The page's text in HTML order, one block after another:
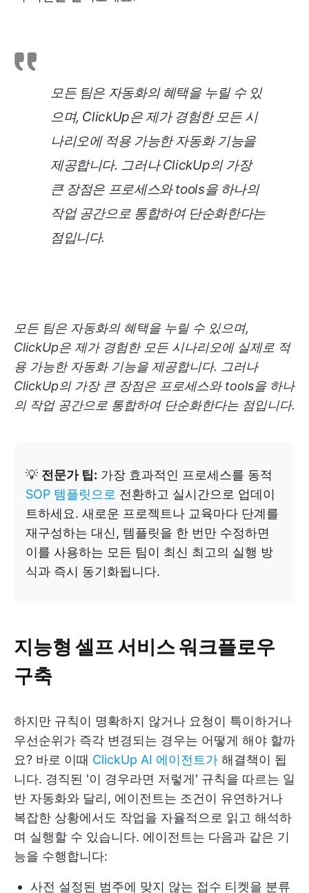
모든 팀은 자동화의 혜택을 누릴 수 있
으며, ClickUp은 제가 경험한 모든 시
나리오에 적용 가능한 자동화 기능을
제공합니다. 그러나 ClickUp의 가장
큰 장점은 프로세스와 tools을 하나의
작업 공간으로 통합하여 단순화한다는
점입니다.
모든 팀은 자동화의 혜택을 누릴 수 있으며,
ClickUp은 제가 경험한 모든 시나리오에 실제로 적
용 가능한 자동화 기능을 제공합니다. 그러나
ClickUp의 가장 큰 장점은 프로세스와 tools을 하나
의 작업 공간으로 통합하여 단순화한다는 점입니다.
💡 전문가 팁: 가장 효과적인 프로세스를 동적
SOP 템플릿으로 전환하고 실시간으로 업데이
트하세요. 새로운 프로젝트나 교육마다 단계를
재구성하는 대신, 템플릿을 한 번만 수정하면
이를 사용하는 모든 팀이 최신 최고의 실행 방
식과 즉시 동기화됩니다.
지능형 셀프 서비스 워크플로우
구축
하지만 규칙이 명확하지 않거나 요청이 특이하거나
우선순위가 즉각 변경되는 경우는 어떻게 해야 할까
요? 바로 이때 ClickUp AI 에이전트가 해결책이 됩
니다. 경직된 '이 경우라면 저렇게' 규칙을 따르는 일
반 자동화와 달리, 에이전트는 조건이 유연하거나
복잡한 상황에서도 작업을 자율적으로 읽고 해석하
며 실행할 수 있습니다. 에이전트는 다음과 같은 기
능을 수행합니다:
사전 설정된 범주에 맞지 않는 접수 티켓을 분류